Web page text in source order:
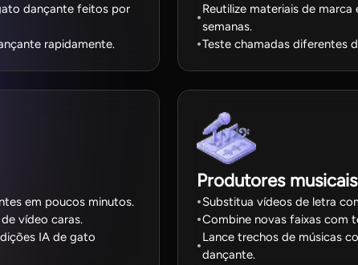
dançante feitos por
rapidamente.
Reutilize materiais de
semanas.
Teste chamadas diferentes
em poucos minutos.
vídeo caras.
IA de gato
Produtores
Substitua vídeos de letra
Combine novas faixas com
Lance trechos de músicas
dançante.